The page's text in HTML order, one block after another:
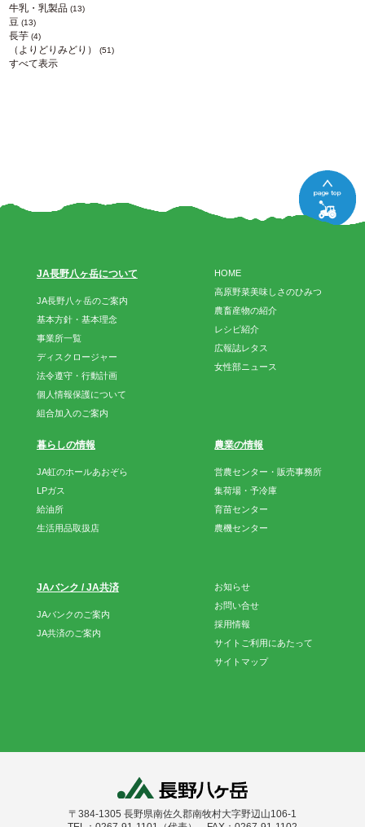
牛乳・乳製品 (13)
豆 (13)
長芋 (4)
（よりどりみどり） (51)
すべて表示
HOME
高原野菜美味しさのひみつ
農畜産物の紹介
レシピ紹介
広報誌レタス
女性部ニュース
JA長野八ヶ岳について
JA長野八ヶ岳のご案内
基本方針・基本理念
事業所一覧
ディスクロージャー
法令遵守・行動計画
個人情報保護について
組合加入のご案内
暮らしの情報
JA虹のホールあおぞら
LPガス
給油所
生活用品取扱店
農業の情報
営農センター・販売事務所
集荷場・予冷庫
育苗センター
農機センター
JAバンク / JA共済
JAバンクのご案内
JA共済のご案内
お知らせ
お問い合せ
採用情報
サイトご利用にあたって
サイトマップ
〒384-1305 長野県南佐久郡南牧村大字野辺山106-1